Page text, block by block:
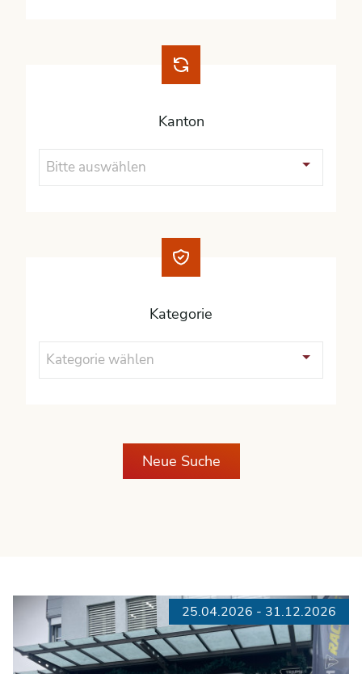
Kanton
Bitte auswählen
Kategorie
Kategorie wählen
Neue Suche
25.04.2026 - 31.12.2026